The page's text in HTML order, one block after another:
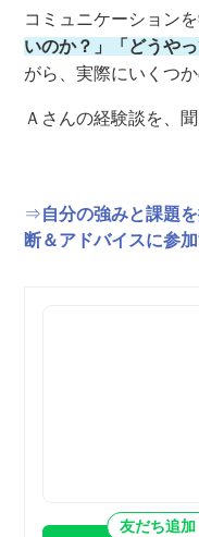
コミュニケーション
いのか？」「どうや
がら、実際にいくつ
Ａさんの経験談を、
⇒自分の強みと課題
断＆アドバイスに参加